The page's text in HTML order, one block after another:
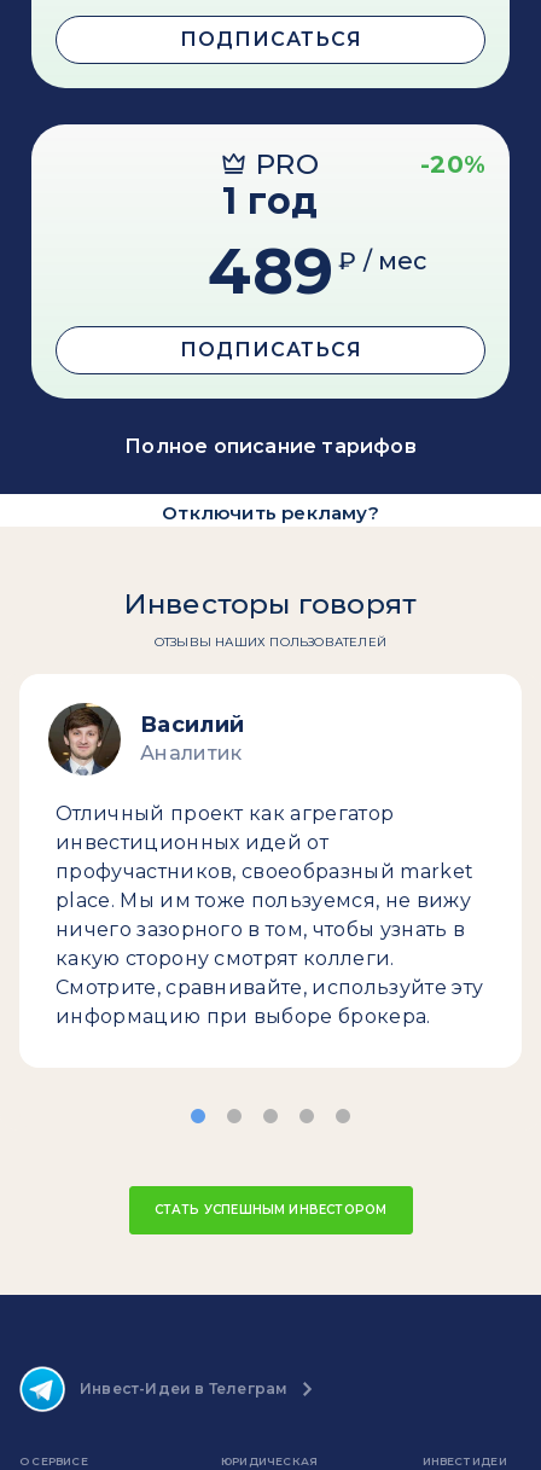
ПОДПИСАТЬСЯ
PRO -20%
1 год
489 ₽ / мес
ПОДПИСАТЬСЯ
Полное описание тарифов
Отключить рекламу?
Инвесторы говорят
ОТЗЫВЫ НАШИХ ПОЛЬЗОВАТЕЛЕЙ
Василий
Аналитик
Отличный проект как агрегатор
инвестиционных идей от
профучастников, своеобразный market
place. Мы им тоже пользуемся, не вижу
ничего зазорного в том, чтобы узнать в
какую сторону смотрят коллеги.
Смотрите, сравнивайте, используйте эту
информацию при выборе брокера.
СТАТЬ УСПЕШНЫМ ИНВЕСТОРОМ
Инвест-Идеи в Телеграм
О СЕРВИСЕ ЮРИДИЧЕСКАЯ ИНВЕСТ ИДЕИ